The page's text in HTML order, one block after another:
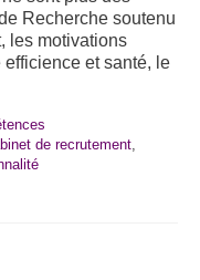
Recherche soutenu
les motivations
et santé, le
de recrutement,